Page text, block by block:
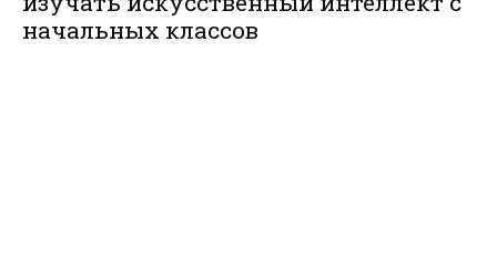
начальных классов